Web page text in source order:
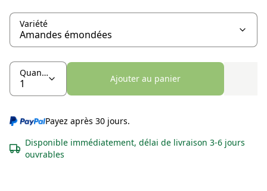
Variété
Quantité
Ajouter au panier
Payez après 30 jours.
Disponible immédiatement, délai de livraison 3-6 jours
ouvrables